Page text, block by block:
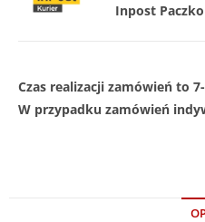
Inpost
Czas realizacji zamówień to
W przypadku zamówień